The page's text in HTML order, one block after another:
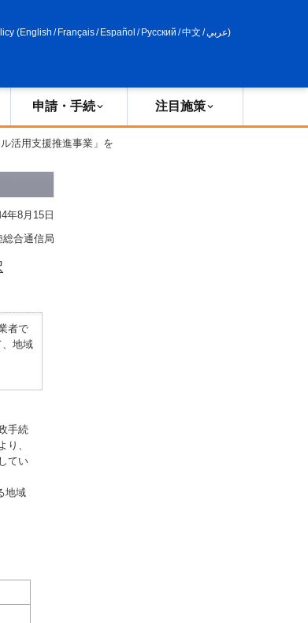
(English / Français/ Español / Русский /中文 /عربي)
申請・手続 注目施策
活用支援推進事業」を
年8月15日
総合通信局
者で
、地域
手続
り、
てい
地域